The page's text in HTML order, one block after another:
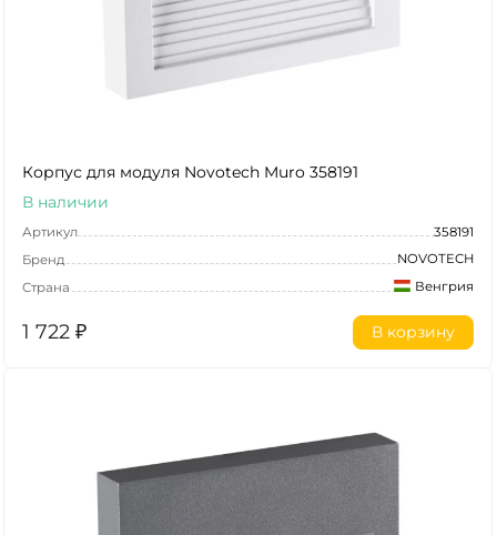
Корпус для модуля Novotech Muro 358191
В наличии
Артикул
358191
Бренд
NOVOTECH
Страна
Венгрия
1 722 ₽ В корзину